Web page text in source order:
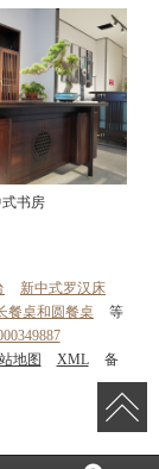
书房
新中式罗汉床
餐桌和圆餐桌
等
地图 XML
备